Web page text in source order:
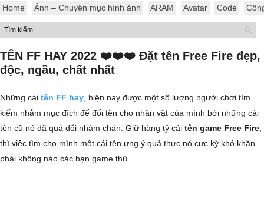
Home Ảnh – Chuyên mục hình ảnh ARAM Avatar Code
TÊN FF HAY 2022 ❤️❤️❤️ Đặt tên Free Fire đẹp,
độc, ngầu, chất nhất
Những cái tên FF hay , hiện nay được một số lượng người chơi tìm
kiếm nhằm mục đích để đổi tên cho nhân vật của mình bởi những cái
tên cũ nó đã quá đổi nhàm chán. Giữ hàng tỷ cái tên game Free Fire
thì việc tìm cho mình một cái tên ưng ý quả thực nó cực kỳ khó khăn
phải không nào các bạn game thủ.